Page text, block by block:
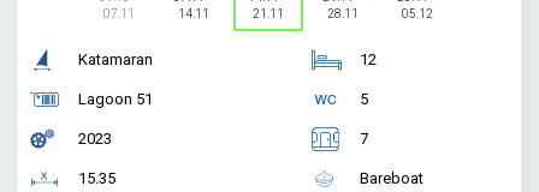
07.11
14.11
21.11
28.11
05.12
Katamaran
Lagoon 51
2023
15.35
12
5
7
Bareboat